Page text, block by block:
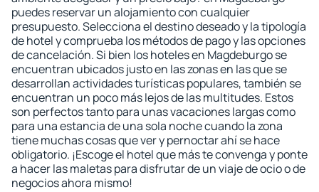
puedes reservar un alojamiento con cualquier
presupuesto. Selecciona el destino deseado y la tipología
de hotel y comprueba los métodos de pago y las opciones
de cancelación. Si bien los hoteles en Magdeburgo se
encuentran ubicados justo en las zonas en las que se
desarrollan actividades turísticas populares, también se
encuentran un poco más lejos de las multitudes. Estos
son perfectos tanto para unas vacaciones largas como
para una estancia de una sola noche cuando la zona
tiene muchas cosas que ver y pernoctar ahí se hace
obligatorio. ¡Escoge el hotel que más te convenga y ponte
a hacer las maletas para disfrutar de un viaje de ocio o de
negocios ahora mismo!